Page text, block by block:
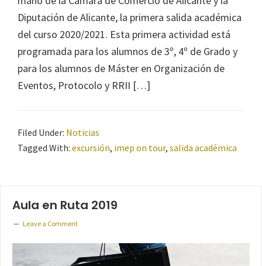
Diputación de Alicante, la primera salida académica
del curso 2020/2021. Esta primera actividad está
programada para los alumnos de 3º, 4º de Grado y
para los alumnos de Máster en Organización de
Eventos, Protocolo y RRII […]
Filed Under: Noticias
Tagged With: excursión, imep on tour, salida académica
Aula en Ruta 2019
Leave a Comment